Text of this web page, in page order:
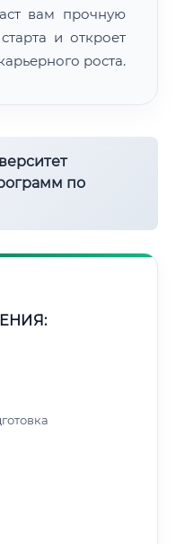
вам прочную
и откроет
роста.
по